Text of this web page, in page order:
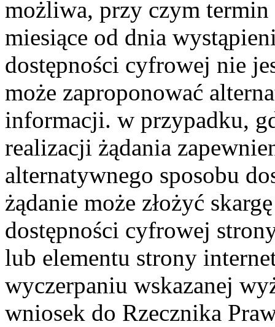
możliwa, przy czym termin
miesiące od dnia
dostępności cyfrowej nie
może zaproponować
informacji. w przypadku,
realizacji żądania
alternatywnego sposobu
żądanie może złożyć
dostępności cyfrowej
lub elementu strony
wyczerpaniu wskazanej
wniosek do Rzecznika